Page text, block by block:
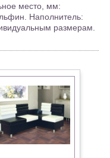
место, мм:
Наполнитель:
размерам.